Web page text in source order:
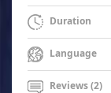
Duration
Language
Reviews (2)